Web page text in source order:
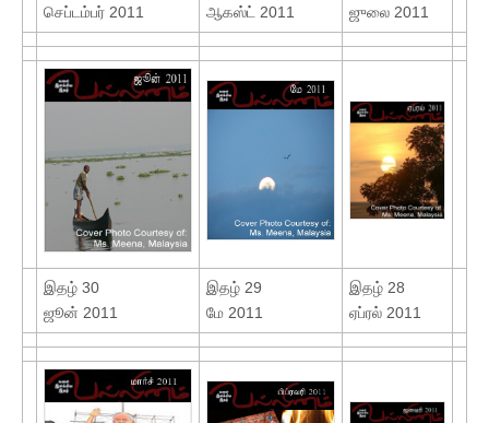
செப்டம்பர் 2011 ஆகஸ்ட் 2011 ஜுலை 2011
இதழ் 30
ஜூன் 2011
இதழ் 29
மே 2011
இதழ் 28
ஏப்ரல் 2011